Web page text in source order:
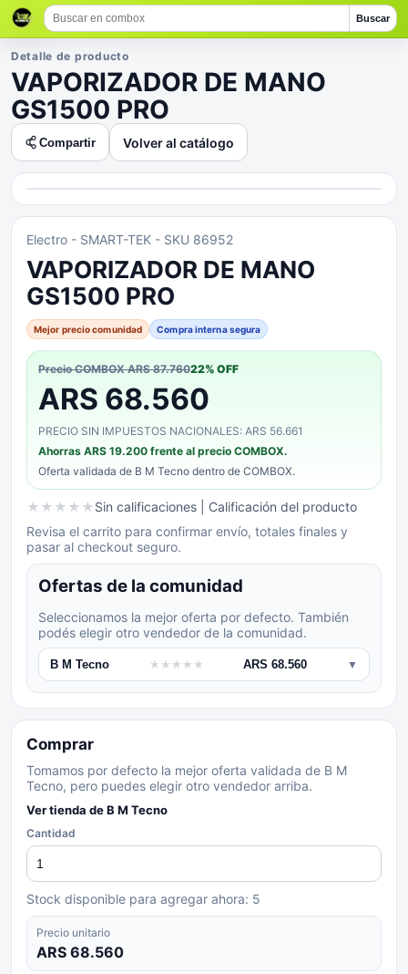
Buscar
Detalle de producto
VAPORIZADOR DE MANO
GS1500 PRO
Compartir Volver al catálogo
Electro - SMART-TEK - SKU 86952
VAPORIZADOR DE MANO
GS1500 PRO
Mejor precio comunidad Compra interna segura
Precio COMBOXARS 87.76022% OFF
ARS 68.560
PRECIO SIN IMPUESTOS NACIONALES: ARS 56.661
Ahorras ARS 19.200 frente al precio COMBOX.
Oferta validada de B M Tecno dentro de COMBOX.
★ ★ ★ ★ ★Sin calificaciones | Calificación del producto
Revisa el carrito para confirmar envío, totales finales y
pasar al checkout seguro.
Ofertas de la comunidad
Seleccionamos la mejor oferta por defecto. También
podés elegir otro vendedor de la comunidad.
B M Tecno ★ ★ ★ ★ ★ ARS 68.560 ▼
Comprar
Tomamos por defecto la mejor oferta validada de B M
Tecno, pero puedes elegir otro vendedor arriba.
Ver tienda deB M Tecno
Cantidad
Stock disponible para agregar ahora: 5
Precio unitario
ARS 68.560